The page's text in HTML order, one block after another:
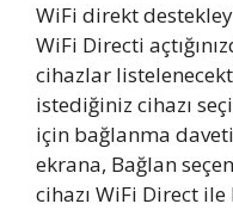
WiFi direkt
WiFi Directi
cihazlar
istediğiniz cihazı
için bağlanma
ekrana, Bağlan
cihazı WiFi Direct